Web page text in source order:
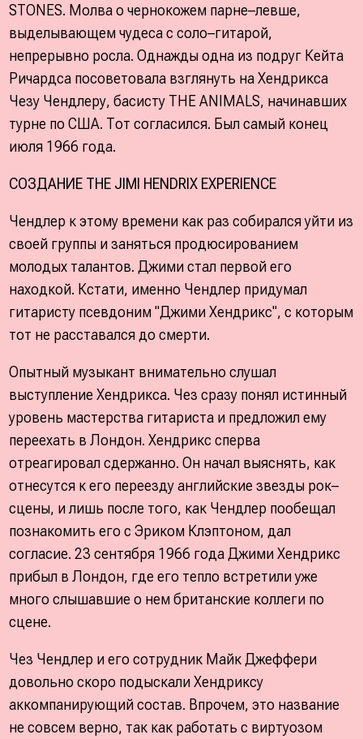
STONES. Молва о чернокожем парне–левше,
выделывающем чудеса с соло–гитарой,
непрерывно росла. Однажды одна из подруг Кейта
Ричардса посоветовала взглянуть на Хендрикса
Чезу Чендлеру, басисту THE ANIMALS, начинавших
турне по США. Тот согласился. Был самый конец
июля 1966 года.
СОЗДАНИЕ THE JIMI HENDRIX EXPERIENCE
Чендлер к этому времени как раз собирался уйти из
своей группы и заняться продюсированием
молодых талантов. Джими стал первой его
находкой. Кстати, именно Чендлер придумал
гитаристу псевдоним "Джими Хендрикс", с которым
тот не расставался до смерти.
Опытный музыкант внимательно слушал
выступление Хендрикса. Чез сразу понял истинный
уровень мастерства гитариста и предложил ему
переехать в Лондон. Хендрикс сперва
отреагировал сдержанно. Он начал выяснять, как
отнесутся к его переезду английские звезды рок–
сцены, и лишь после того, как Чендлер пообещал
познакомить его с Эриком Клэптоном, дал
согласие. 23 сентября 1966 года Джими Хендрикс
прибыл в Лондон, где его тепло встретили уже
много слышавшие о нем британские коллеги по
сцене.
Чез Чендлер и его сотрудник Майк Джеффери
довольно скоро подыскали Хендриксу
аккомпанирующий состав. Впрочем, это название
не совсем верно, так как работать с виртуозом